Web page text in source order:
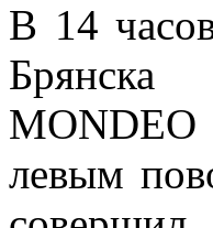
В 14
Брянска
МОNDЕО
левым